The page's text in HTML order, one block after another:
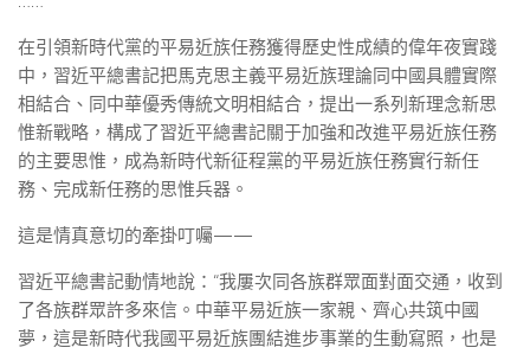
在引領新時代黨的平易近族任務獲得歷史性成績的偉年夜實踐
中，習近平總書記把馬克思主義平易近族理論同中國具體實際
相結合、同中華優秀傳統文明相結合，提出一系列新理念新思
惟新戰略，構成了習近平總書記關于加強和改進平易近族任務
的主要思惟，成為新時代新征程黨的平易近族任務實行新任
務、完成新任務的思惟兵器。
這是情真意切的牽掛叮囑——
習近平總書記動情地說：“我屢次同各族群眾面對面交通，收到
了各族群眾許多來信。中華平易近族一家親、齊心共筑中國
夢，這是新時代我國平易近族團結進步事業的生動寫照，也是